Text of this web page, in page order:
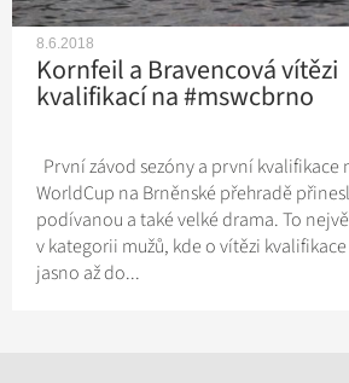
8.6.2018
Kornfeil a Bravencová vítězi
kvalifikací na #mswcbrno
První závod sezóny a první kvalifikace
WorldCup na Brněnské přehradě
podívanou a také velké drama. To
v kategorii mužů, kde o vítězi
jasno až do...